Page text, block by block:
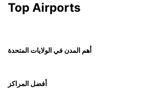
Top Airports
أهم المدن في الولايات المتحدة
أفضل المراكز